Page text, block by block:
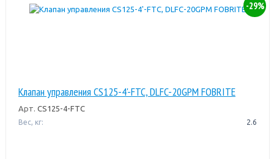
-29%
Клапан управления CS125-4'-FTC, DLFC-20GPM FOBRITE
Арт. CS125-4-FTC
Вес, кг: 2.6